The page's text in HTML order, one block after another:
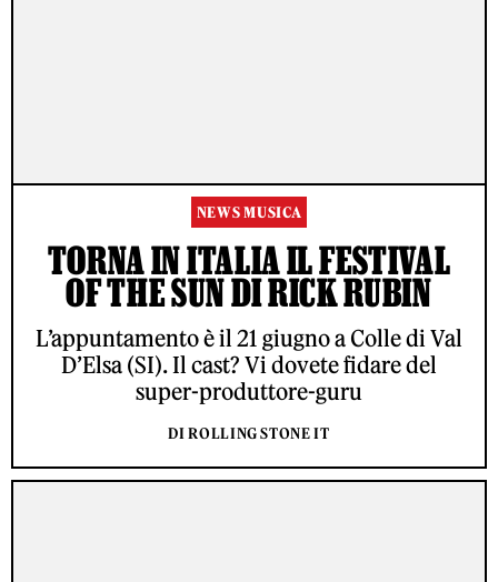
NEWS MUSICA
TORNA IN ITALIA IL FESTIVAL
OF THE SUN DI RICK RUBIN
L’appuntamento è il 21 giugno a Colle di Val
D’Elsa (SI). Il cast? Vi dovete fidare del
super-produttore-guru
DI ROLLING STONE IT